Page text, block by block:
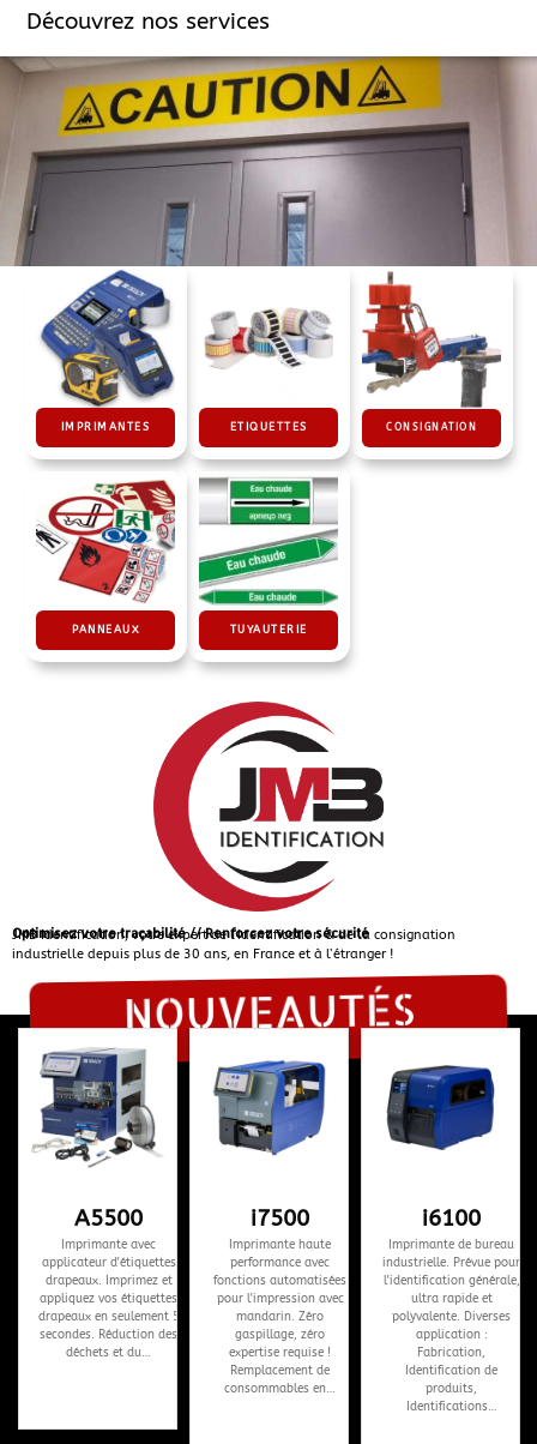
Découvrez nos services
Signalez un danger, une
interdiction, une obligation
IMPRIMANTES ETIQUETTES CONSIGNATION
PANNEAUX TUYAUTERIE
Optimisez votre traçabilité // Renforcez votre sécurité
JMB Identification, votre expert de l’identification & de la consignation
industrielle depuis plus de 30 ans, en France et à l’étranger !
NOUVEAUTÉS
A5500
Imprimante avec
applicateur d'étiquettes
drapeaux. Imprimez et
appliquez vos étiquettes
drapeaux en seulement 5
secondes. Réduction des
déchets et du…
i7500
Imprimante haute
performance avec
fonctions automatisées
pour l'impression avec
mandarin. Zéro
gaspillage, zéro
expertise requise !
Remplacement de
consommables en…
i6100
Imprimante de bureau
industrielle. Prévue pour
l'identification générale,
ultra rapide et
polyvalente. Diverses
application :
Fabrication,
Identification de
produits,
Identifications…